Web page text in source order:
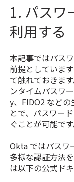
1. パスワ
利用する
本記事ではパス
前提としています
て触れておきま
ンタイムパスワ
y、FIDO2 など
とで、パスワー
ぐことが可能です
Okta ではパスワ
多様な認証方法
は以下の公式ド